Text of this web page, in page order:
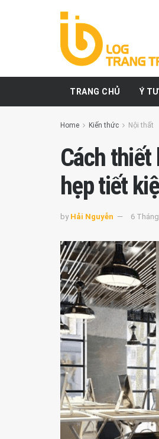
TRANG CHỦ Ý
Home Kiến thức Nội thất
Cách
hẹp tiết
by Hải Nguyễn 6